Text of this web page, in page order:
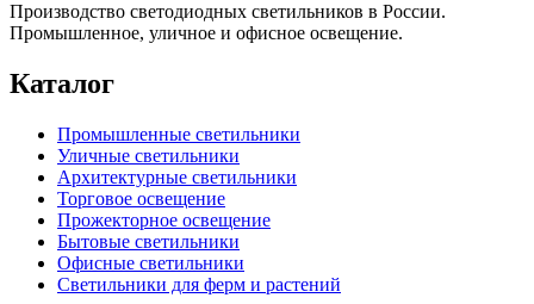
Производство светодиодных светильников в России.
Промышленное, уличное и офисное освещение.
Каталог
Промышленные светильники
Уличные светильники
Архитектурные светильники
Торговое освещение
Прожекторное освещение
Бытовые светильники
Офисные светильники
Светильники для ферм и растений